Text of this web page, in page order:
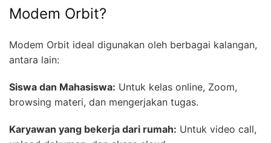
Modem Orbit?
Modem Orbit ideal digunakan oleh berbagai kalangan,
antara lain:
Siswa dan Mahasiswa: Untuk kelas online, Zoom,
browsing materi, dan mengerjakan tugas.
Karyawan yang bekerja dari rumah: Untuk video call,